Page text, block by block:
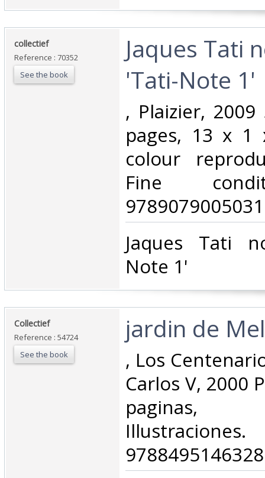
‎collectief‎
Reference : 70352
See the book
‎Jaques Tati
'Tati-Note 1'‎
‎, Plaizier,
pages, 13 x
colour
Fine
‎Jaques Tati
Note 1'‎
‎Collectief‎
Reference : 54724
See the book
‎jardin de
‎, Los
Carlos V, 2000
paginas,